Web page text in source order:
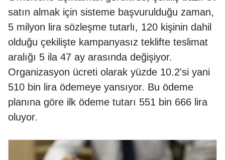
satın almak için sisteme başvurulduğu zaman,
5 milyon lira sözleşme tutarlı, 120 kişinin dahil
olduğu çekilişte kampanyasız teklifte teslimat
aralığı 5 ila 47 ay arasında değişiyor.
Organizasyon ücreti olarak yüzde 10.2'si yani
510 bin lira ödemeye yansıyor. Bu ödeme
planına göre ilk ödeme tutarı 551 bin 666 lira
oluyor.